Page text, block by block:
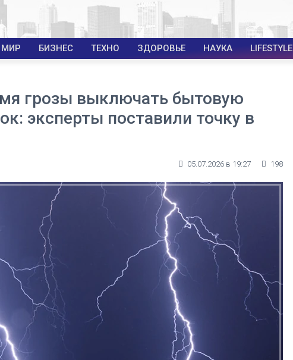
МИР БИЗНЕС ТЕХНО ЗДОРОВЬЕ НАУКА LIFESTYLE
грозы выключать бытовую
эксперты поставили точку в
05.07.2026 в 19:27 198